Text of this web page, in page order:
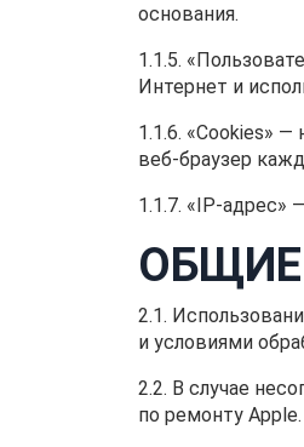
основания.
1.1.5.
Интернет и
1.1.6. «Cookies»
веб-браузер
1.1.7. «IP-адрес»
2.1.
и условиями
2.2. В случае
по ремонту Apple.